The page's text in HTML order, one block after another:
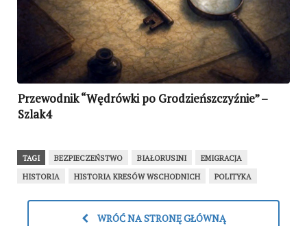
Przewodnik “Wędrówki po Grodzieńszczyźnie” –
Szlak4
TAGI BEZPIECZEŃSTWO BIAŁORUSINI
EMIGRACJA
HISTORIA
HISTORIA KRESÓW WSCHODNICH POLITYKA
WRÓĆ NA STRONĘ GŁÓWNĄ